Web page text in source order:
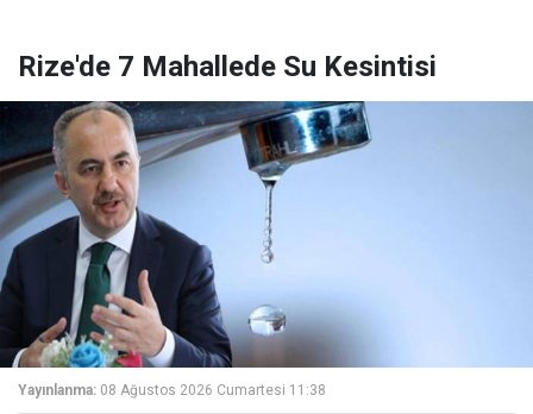
Rize'de 7 Mahallede Su Kesintisi
Yayınlanma: 08 Ağustos 2026 Cumartesi 11:38